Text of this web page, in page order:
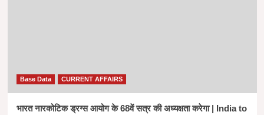
Base Data CURRENT AFFAIRS
भारत नारकोटिक ड्रग्स आयोग के 68वें सत्र की अध्यक्षता करेगा | India to